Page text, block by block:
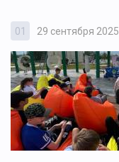
01 29 сентября 2025